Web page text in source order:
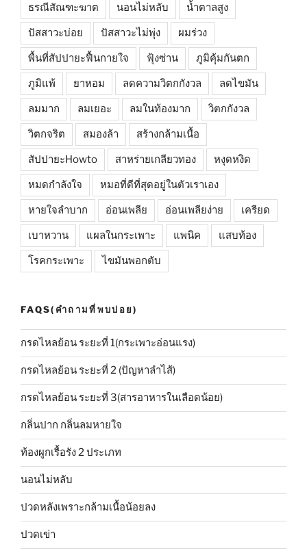
ธรณีสัณฑะฆาต นอนไม่หลับ น้ำตาลสูง
ปัสสาวะบ่อย ปัสสาวะไม่พุ่ง ผมร่วง
พื้นที่สัปปายะฟื้นกายใจ ฟุ้งซ่าน ภูมิคุ้มกันตก
ภูมิแพ้ ยาหอม ลดความวิตกกังวล ลดไขมัน
ลมมาก ลมเยอะ ลมในท้องมาก วิตกกังวล
วิตกจริต สมองล้า สร้างกล้ามเนื้อ
สัปปายะHowto สาหร่ายเกลียวทอง หงุดหงิด
หมดกำลังใจ หมอที่ดีที่สุดอยู่ในตัวเราเอง
หายใจลำบาก อ่อนเพลีย อ่อนเพลียง่าย เครียด
เบาหวาน แผลในกระเพาะ แพนิค แสบท้อง
โรคกระเพาะ ไขมันพอกตับ
FAQS(คำถามที่พบบ่อย)
กรดไหลย้อน ระยะที่ 1(กระเพาะอ่อนแรง)
กรดไหลย้อน ระยะที่ 2 (ปัญหาลำไส้)
กรดไหลย้อน ระยะที่ 3(สารอาหารในเลือดน้อย)
กลิ่นปาก กลิ่นลมหายใจ
ท้องผูกเรื้อรัง 2 ประเภท
นอนไม่หลับ
ปวดหลังเพราะกล้ามเนื้อน้อยลง
ปวดเข่า